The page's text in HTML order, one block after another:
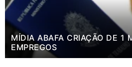
MÍDIA ABAFA CRIAÇÃO DE 1
EMPREGOS